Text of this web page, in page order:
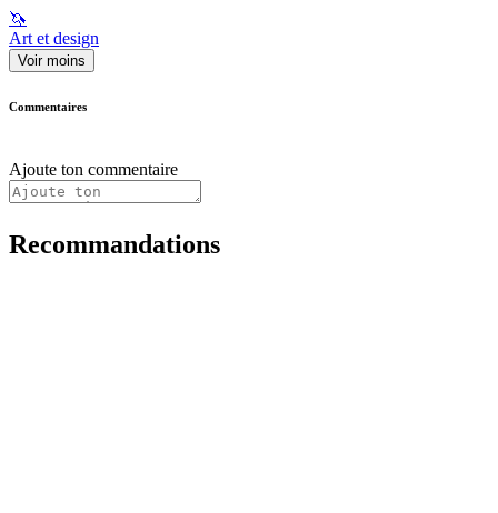
🦄
Art et design
Voir moins
Commentaires
Ajoute ton commentaire
Recommandations